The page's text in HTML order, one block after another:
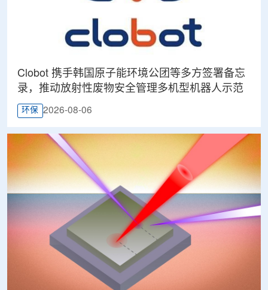
Clobot 携手韩国原子能环境公团等多方签署备忘
录，推动放射性废物安全管理多机型机器人示范
环保 2026-08-06